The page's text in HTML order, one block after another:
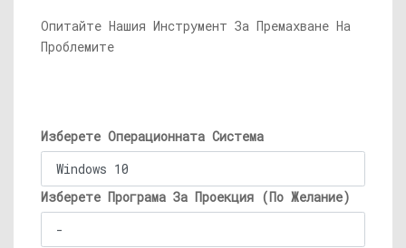
Опитайте Нашия Инструмент За Премахване На
Проблемите
Изберете Операционната Система
Изберете Програма За Проекция (По Желание)